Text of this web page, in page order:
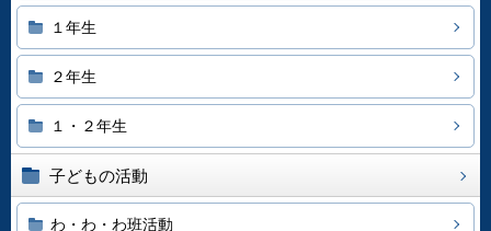
１年生
２年生
１・２年生
子どもの活動
わ・わ・わ班活動